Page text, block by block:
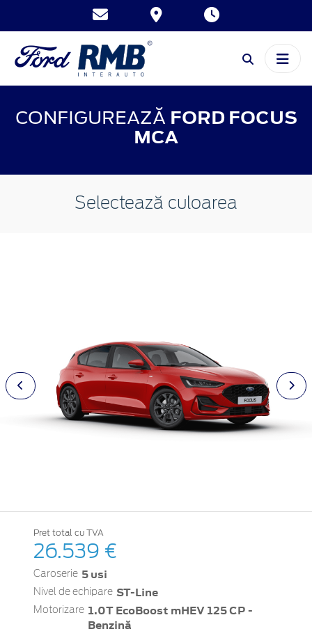
CONFIGUREAZĂ FORD FOCUS
MCA
Selectează culoarea
Pret total cu TVA
26.539 €
Caroserie 5 usi
Nivel de echipare ST-Line
Motorizare 1.0T EcoBoost mHEV 125 CP -
Benzină